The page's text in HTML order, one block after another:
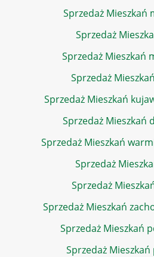
Sprzedaż Mieszkań
Sprzedaż
Sprzedaż Mieszkań
Sprzedaż
Sprzedaż Mieszkań
Sprzedaż Mieszkań
Sprzedaż Mieszkań
Sprzedaż
Sprzedaż
Sprzedaż Mieszkań
Sprzedaż Mieszkań
Sprzedaż